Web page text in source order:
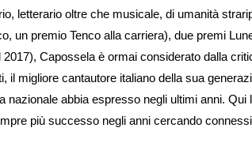
letterario oltre che musicale, di umanità
un premio Tenco alla carriera), due premi
2017), Capossela è ormai considerato dalla
il migliore cantautore italiano della sua
nazionale abbia espresso negli ultimi anni.
più successo negli anni cercando